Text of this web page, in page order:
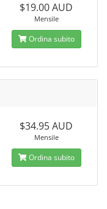
$19.00 AUD
Mensile
Ordina subito
$34.95 AUD
Mensile
Ordina subito